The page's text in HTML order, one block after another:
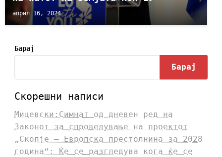
април 16, 2024
Барај
Барај
Скорешни написи
Мицевски:Симнат од дневен ред на
Законот за спроведување на проектот
„Скопје – Европска престолнина за 2028
година“: Ќе се разгледува кога ќе се